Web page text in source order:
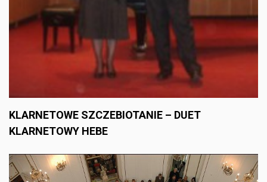
KLARNETOWE SZCZEBIOTANIE – DUET
KLARNETOWY HEBE